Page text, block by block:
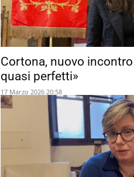
Cortona, nuovo
quasi perfetti»
17 Marzo 2026 20:58